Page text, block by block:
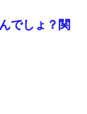
でしょ？関